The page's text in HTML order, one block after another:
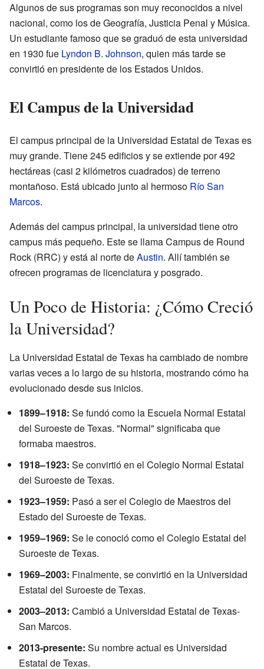
Algunos de sus programas son muy reconocidos a nivel
nacional, como los de Geografía, Justicia Penal y Música.
Un estudiante famoso que se graduó de esta universidad
en 1930 fue Lyndon B. Johnson, quien más tarde se
convirtió en presidente de los Estados Unidos.
El Campus de la Universidad
El campus principal de la Universidad Estatal de Texas es
muy grande. Tiene 245 edificios y se extiende por 492
hectáreas (casi 2 kilómetros cuadrados) de terreno
montañoso. Está ubicado junto al hermoso Río San
Marcos.
Además del campus principal, la universidad tiene otro
campus más pequeño. Este se llama Campus de Round
Rock (RRC) y está al norte deAustin. Allí también se
ofrecen programas de licenciatura y posgrado.
Un Poco de Historia: ¿Cómo Creció
la Universidad?
La Universidad Estatal de Texas ha cambiado de nombre
varias veces a lo largo de su historia, mostrando cómo ha
evolucionado desde sus inicios.
1899–1918: Se fundó como la Escuela Normal Estatal
del Suroeste de Texas. "Normal" significaba que
formaba maestros.
1918–1923: Se convirtió en el Colegio Normal Estatal
del Suroeste de Texas.
1923–1959: Pasó a ser el Colegio de Maestros del
Estado del Suroeste de Texas.
1959–1969: Se le conoció como el Colegio Estatal del
Suroeste de Texas.
1969–2003: Finalmente, se convirtió en la Universidad
Estatal del Suroeste de Texas.
2003–2013: Cambió a Universidad Estatal de Texas-
San Marcos.
2013-presente: Su nombre actual es Universidad
Estatal de Texas.